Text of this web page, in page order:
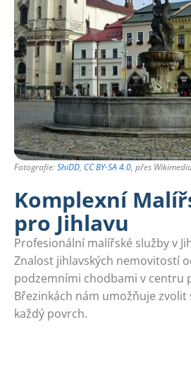
Fotografie:ShiDD, CC BY-SA 4.0, přes
Komplexní
pro Jihlavu
Profesionální malířské služby v
Znalost jihlavských nemovitostí
podzemními chodbami v centru
Březinkách nám umožňuje
každý povrch.